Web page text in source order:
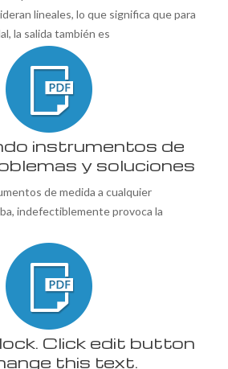
lineales, lo que significa que para
la salida también es
instrumentos de
y soluciones
de medida a cualquier
indefectiblemente provoca la
Click edit button
this text.